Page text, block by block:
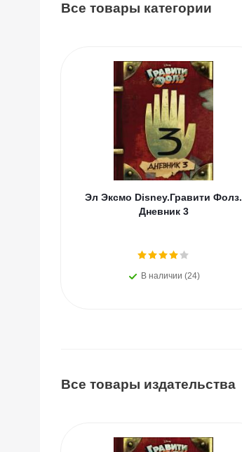
Все товары категории
Эл Эксмо Disney.Гравити Фолз.
Дневник 3
В наличии (24)
Все товары издательства